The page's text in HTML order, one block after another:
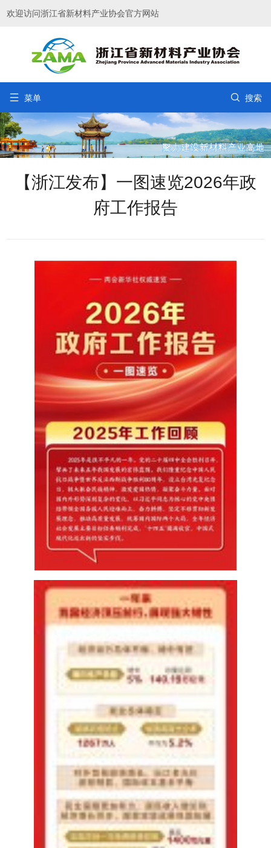
欢迎访问浙江省新材料产业协会官方网站
 菜单  搜索
【浙江发布】一图速览2026年政
府工作报告